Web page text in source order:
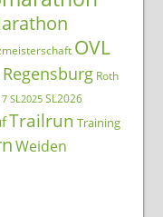
OVL
Regensburg Roth
SL2025 SL2026
Trailrun Training
Weiden